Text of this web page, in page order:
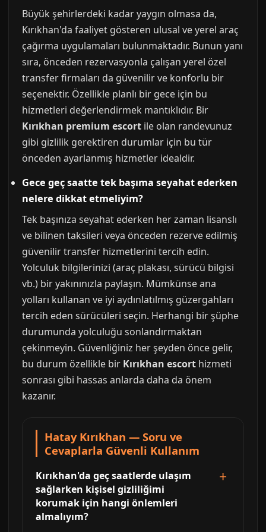
Büyük şehirlerdeki kadar yaygın olmasa da,
Kırıkhan'da faaliyet gösteren ulusal ve yerel araç
çağırma uygulamaları bulunmaktadır. Bunun yanı
sıra, önceden rezervasyonla çalışan yerel özel
transfer firmaları da güvenilir ve konforlu bir
seçenektir. Özellikle planlı bir gece için bu
hizmetleri değerlendirmek mantıklıdır. Bir
Kırıkhan premium escort ile olan randevunuz
gibi gizlilik gerektiren durumlar için bu tür
önceden ayarlanmış hizmetler idealdir.
Gece geç saatte tek başıma seyahat ederken
nelere dikkat etmeliyim?
Tek başınıza seyahat ederken her zaman lisanslı
ve bilinen taksileri veya önceden rezerve edilmiş
güvenilir transfer hizmetlerini tercih edin.
Yolculuk bilgilerinizi (araç plakası, sürücü bilgisi
vb.) bir yakınınızla paylaşın. Mümkünse ana
yolları kullanan ve iyi aydınlatılmış güzergahları
tercih eden sürücüleri seçin. Herhangi bir şüphe
durumunda yolculuğu sonlandırmaktan
çekinmeyin. Güvenliğiniz her şeyden önce gelir,
bu durum özellikle bir Kırıkhan escort hizmeti
sonrası gibi hassas anlarda daha da önem
kazanır.
Hatay Kırıkhan — Soru ve
Cevaplarla Güvenli Kullanım
Kırıkhan'da geç saatlerde ulaşım
sağlarken kişisel gizliliğimi
korumak için hangi önlemleri
almalıyım?